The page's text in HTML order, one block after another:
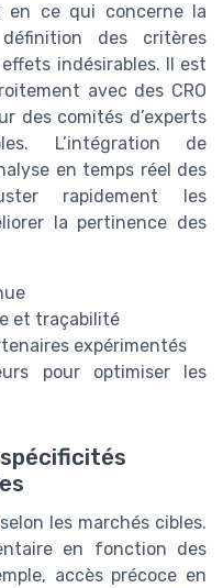
en ce qui concerne la
des critères
indésirables. Il est
avec des CRO
des comités d’experts
L’intégration de
en temps réel des
rapidement les
la pertinence des
et traçabilité
expérimentés
pour optimiser les
les marchés cibles.
en fonction des
accès précoce en